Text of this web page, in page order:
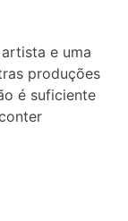
e uma
produções
é suficiente